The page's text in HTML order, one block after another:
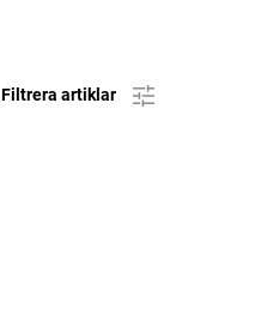
Filtrera artiklar